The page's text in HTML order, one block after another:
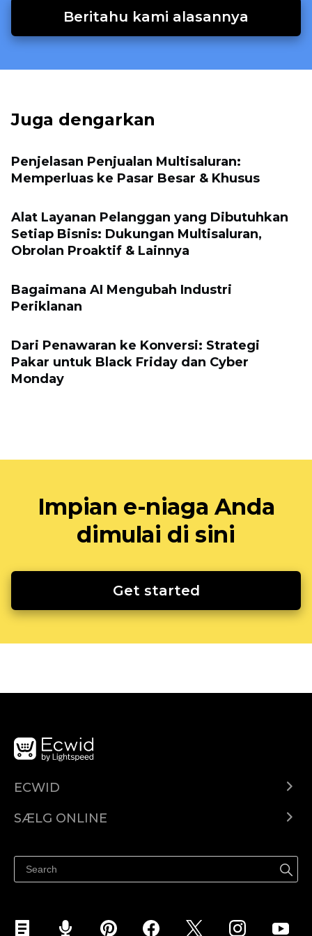
Beritahu kami alasannya
Juga dengarkan
Penjelasan Penjualan Multisaluran:
Memperluas ke Pasar Besar & Khusus
Alat Layanan Pelanggan yang Dibutuhkan
Setiap Bisnis: Dukungan Multisaluran,
Obrolan Proaktif & Lainnya
Bagaimana AI Mengubah Industri
Periklanan
Dari Penawaran ke Konversi: Strategi
Pakar untuk Black Friday dan Cyber ​​
Monday
Impian e-niaga Anda
dimulai di sini
Get started
ECWID
Pris
SÆLG ONLINE
Sælg på Facebook
Sælg på Instagram